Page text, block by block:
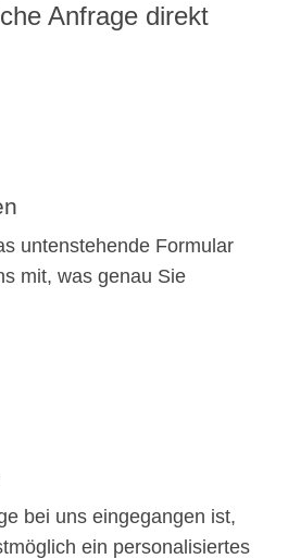
Anfrage direkt
untenstehende Formular
mit, was genau Sie
bei uns eingegangen ist,
ein personalisiertes